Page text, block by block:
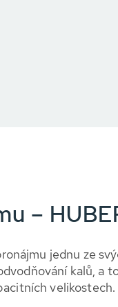
–
jednu ze
kalů, a
velikostech.